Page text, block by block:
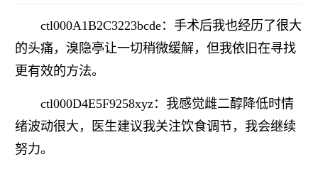
ctl000A1B2C3223bcde：手术后我也经历了很大
的头痛，溴隐亭让一切稍微缓解，但我依旧在寻找
更有效的方法。
ctl000D4E5F9258xyz：我感觉雌二醇降低时情
绪波动很大，医生建议我关注饮食调节，我会继续
努力。